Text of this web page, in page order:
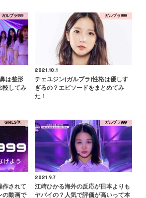
ガルプラ999
は整形
較してみ
ガルプラ999
2021.10.1
チェユジン(ガルプラ)性格は優しす
ぎるの？エピソードをまとめてみ
た！
GIRLS他
作されて
の動画で
ガルプラ999
2021.9.7
江崎ひかる海外の反応が日本よりも
ヤバイの？人気で評価が高いって本